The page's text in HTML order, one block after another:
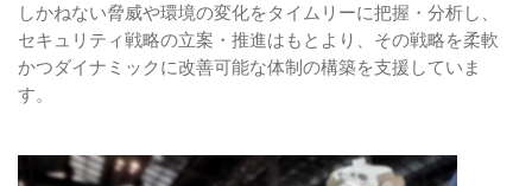
しかねない脅威や環境の変化をタイムリーに把握・分析し、
セキュリティ戦略の立案・推進はもとより、その戦略を柔軟
かつダイナミックに改善可能な体制の構築を支援していま
す。